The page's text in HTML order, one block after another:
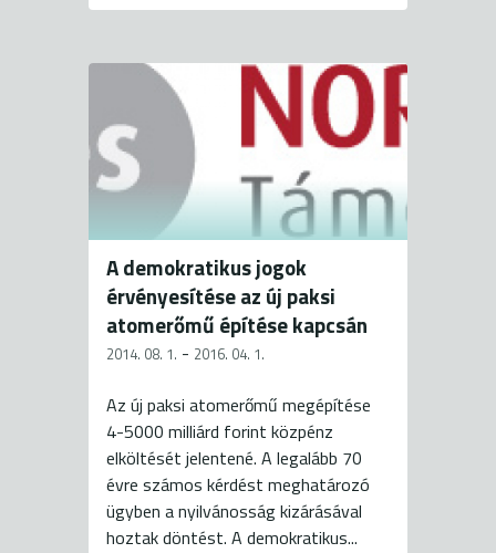
A demokratikus jogok
érvényesítése az új paksi
atomerőmű építése kapcsán
2014. 08. 1. - 2016. 04. 1.
Az új paksi atomerőmű megépítése
4-5000 milliárd forint közpénz
elköltését jelentené. A legalább 70
évre számos kérdést meghatározó
ügyben a nyilvánosság kizárásával
hoztak döntést. A demokratikus...